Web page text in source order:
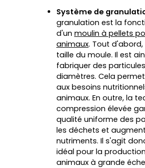
Système de
granulation est la
d'un moulin à pellets
animaux. Tout
taille du moule. Il est
fabriquer des
diamètres. Cela
aux besoins
animaux. En outre, la
compression élevée
qualité uniforme des
les déchets et
nutriments. Il s'agit
idéal pour la
animaux à grande